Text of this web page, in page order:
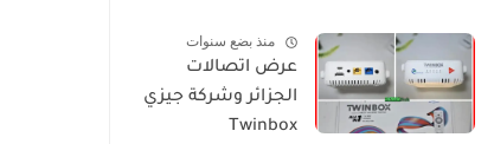
منذ بضع سنوات
عرض اتصالات
الجزائر وشركة جيزي
Twinbox